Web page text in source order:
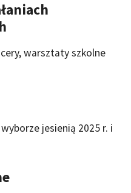
warsztaty szkolne
jesienią 2025 r. i